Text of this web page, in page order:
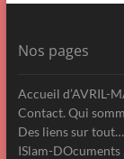
Nos pages
Accueil d’AVRIL-
Contact. Qui
Des liens sur tout…
ISlam-DOcuments